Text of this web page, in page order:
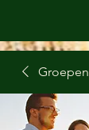
Groepen